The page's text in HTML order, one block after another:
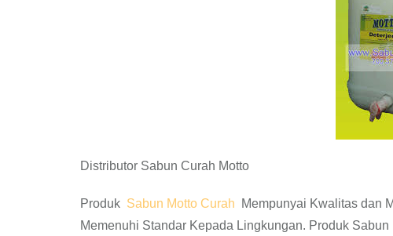
Distributor Sabun Curah Motto
Produk Sabun Motto Curah
Mempunyai Kwalitas dan
Memenuhi Standar Kepada Lingkungan. Produk